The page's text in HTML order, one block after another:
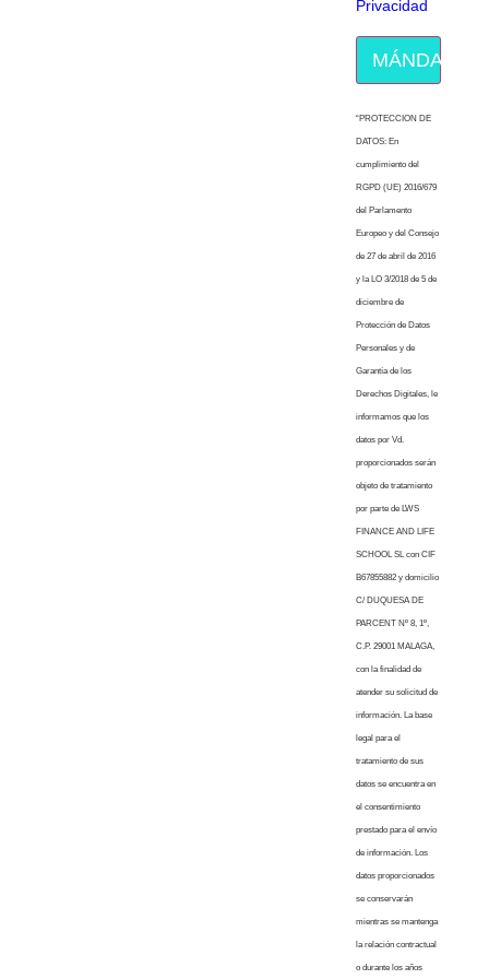
Privacidad
MÁNDAME
“PROTECCION DE
DATOS: En
cumplimiento del
RGPD (UE) 2016/679
del Parlamento
Europeo y del Consejo
de 27 de abril de 2016
y la LO 3/2018 de 5 de
diciembre de
Protección de Datos
Personales y de
Garantía de los
Derechos Digitales, le
informamos que los
datos por Vd.
proporcionados serán
objeto de tratamiento
por parte de LWS
FINANCE AND LIFE
SCHOOL SL con CIF
B67855882 y domicilio
C/ DUQUESA DE
PARCENT Nº 8, 1º,
C.P. 29001 MALAGA,
con la finalidad de
atender su solicitud de
información. La base
legal para el
tratamiento de sus
datos se encuentra en
el consentimiento
prestado para el envío
de información. Los
datos proporcionados
se conservarán
mientras se mantenga
la relación contractual
o durante los años